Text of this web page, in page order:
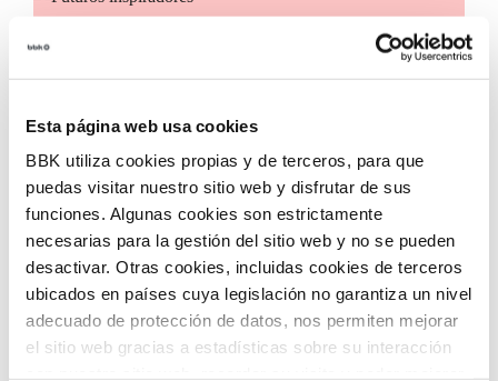
Esta página web usa cookies
BBK utiliza cookies propias y de terceros, para que
puedas visitar nuestro sitio web y disfrutar de sus
funciones. Algunas cookies son estrictamente
necesarias para la gestión del sitio web y no se pueden
desactivar. Otras cookies, incluidas cookies de terceros
ubicados en países cuya legislación no garantiza un nivel
adecuado de protección de datos, nos permiten mejorar
el sitio web gracias a estadísticas sobre su interacción
Futuros inspiradores
de BBK Kuna orientada a acercar a
Bizkaia el conocimiento y las
tendencias globales más relevantes, de
la mano de expertos y voces
internacionales de referencia. Su
propósito es traducir estos análisis en
claves útiles para el desarrollo social,